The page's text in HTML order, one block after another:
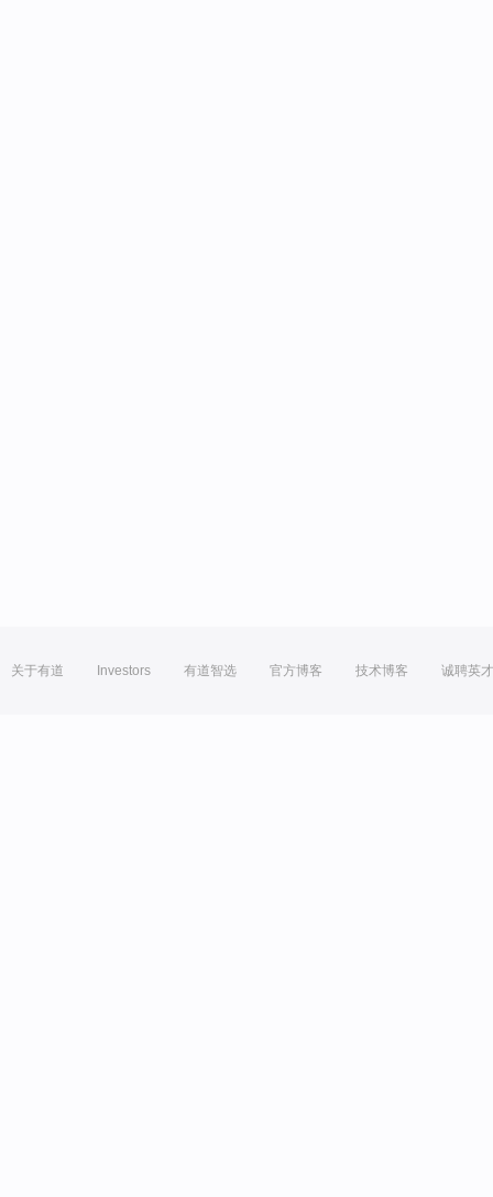
关于有道 Investors 有道智选 官方博客 技术博客 诚聘英才